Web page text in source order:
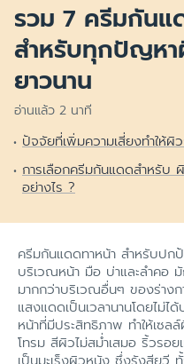
รวม 7 ครีมกันแ
สำหรับทุกปัญห
ยาวนาน
อ่านแล้ว 2 นาที
ปัจจัยที่เพิ่มความเสี่ยงทำให้ผิ
การเลือกครีมกันแดดสำหรับ
อย่างไร ?
ครีมกันแดดทาหน้า สำหรับปก
บริเวณหน้า มือ บ่าและลำคอ
มากกว่าบริเวณอื่นๆ ของร่าง
แสงแดดเป็นเวลานานโดยไม่
หน้าที่มีประสิทธิภาพ ทำให้เซ
โทรม สีผิวไม่สม่ำเสมอ ริ้วรอ